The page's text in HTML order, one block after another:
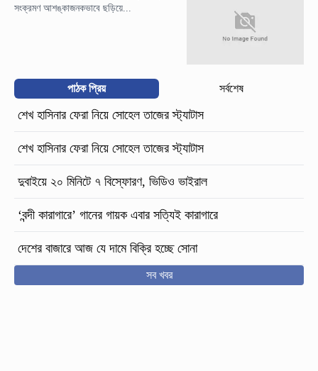
সংক্রমণ আশঙ্কাজনকভাবে ছড়িয়ে...
পাঠক প্রিয় সর্বশেষ
শেখ হাসিনার ফেরা নিয়ে সোহেল তাজের স্ট্যাটাস
শেখ হাসিনার ফেরা নিয়ে সোহেল তাজের স্ট্যাটাস
দুবাইয়ে ২০ মিনিটে ৭ বিস্ফোরণ, ভিডিও ভাইরাল
‘বন্দী কারাগারে’ গানের গায়ক এবার সত্যিই কারাগারে
দেশের বাজারে আজ যে দামে বিক্রি হচ্ছে সোনা
সব খবর